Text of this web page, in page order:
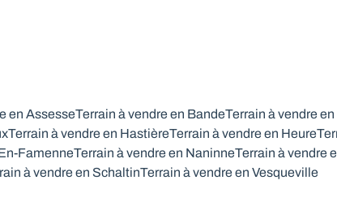
en AssesseTerrain à vendre en BandeTerrain à vendre
Terrain à vendre en HastièreTerrain à vendre en Heure
FamenneTerrain à vendre en NaninneTerrain à vendre
à vendre en SchaltinTerrain à vendre en Vesqueville